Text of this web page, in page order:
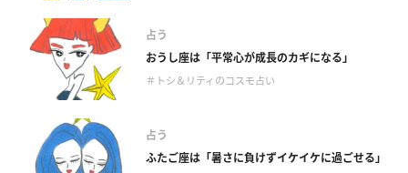
占う
おうし座は「平常心が成長のカギになる」
＃トシ＆リティのコスモ占い
占う
ふたご座は「暑さに負けずイケイケに過ごせる」